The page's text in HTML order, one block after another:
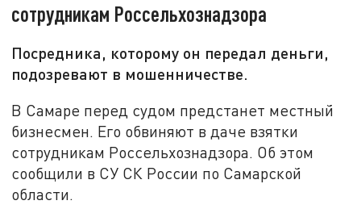
сотрудникам Россельхознадзора
Посредника, которому он передал деньги,
подозревают в мошенничестве.
В Самаре перед судом предстанет местный
бизнесмен. Его обвиняют в даче взятки
сотрудникам Россельхознадзора. Об этом
сообщили в СУ СК России по Самарской
области.